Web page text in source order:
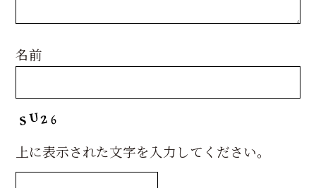
名前
上に表示された文字を入力してください。